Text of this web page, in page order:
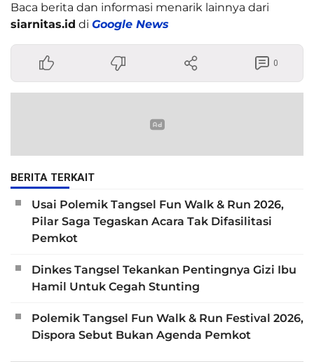
Baca berita dan informasi menarik lainnya dari
siarnitas.id di Google News
0
BERITA TERKAIT
Usai Polemik Tangsel Fun Walk & Run 2026,
Pilar Saga Tegaskan Acara Tak Difasilitasi
Pemkot
Dinkes Tangsel Tekankan Pentingnya Gizi Ibu
Hamil Untuk Cegah Stunting
Polemik Tangsel Fun Walk & Run Festival 2026,
Dispora Sebut Bukan Agenda Pemkot